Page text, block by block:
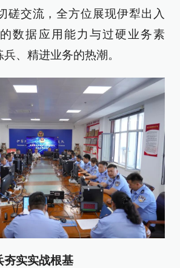
磋交流，全方位展现伊犁出入
数据应用能力与过硬业务素
、精进业务的热潮。
夯实实战根基